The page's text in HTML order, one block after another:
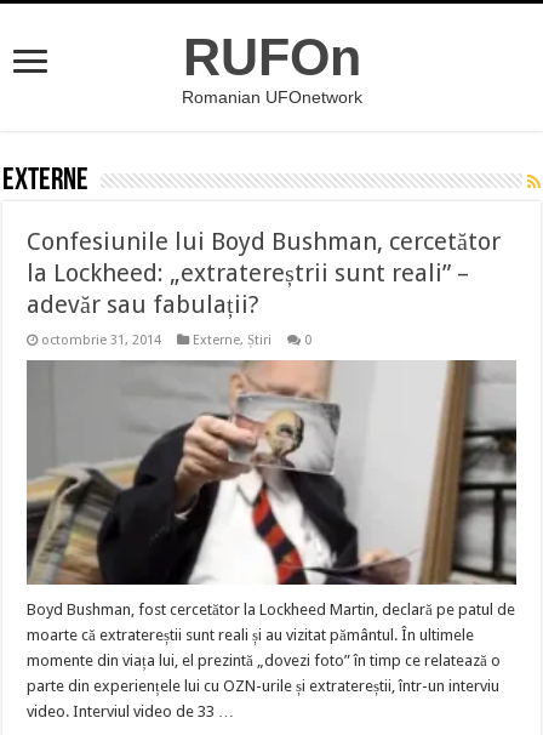
RUFOn
Romanian UFOnetwork
Externe
Confesiunile lui Boyd Bushman, cercetător
la Lockheed: „extratereștrii sunt reali” –
adevăr sau fabulații?
octombrie 31, 2014 Externe,Știri 0
Boyd Bushman, fost cercetător la Lockheed Martin, declară pe patul de
moarte că extratereștii sunt reali și au vizitat pământul. În ultimele
momente din viața lui, el prezintă „dovezi foto” în timp ce relatează o
parte din experiențele lui cu OZN-urile și extratereștii, într-un interviu
video. Interviul video de 33 …